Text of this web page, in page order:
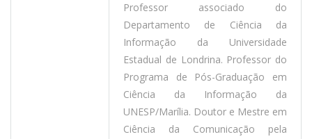
Professor associado do
Departamento de Ciência da
Informação da Universidade
Estadual de Londrina. Professor do
Programa de Pós-Graduação em
Ciência da Informação da
UNESP/Marília. Doutor e Mestre em
Ciência da Comunicação pela